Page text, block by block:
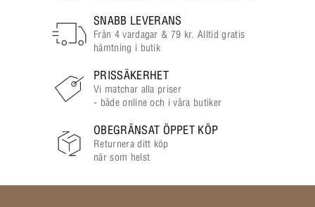
SNABB LEVERANS
Från 4 vardagar & 79 kr. Alltid gratis
hämtning i butik
PRISSÄKERHET
Vi matchar alla priser
- både online och i våra butiker
OBEGRÄNSAT ÖPPET KÖP
Returnera ditt köp
när som helst